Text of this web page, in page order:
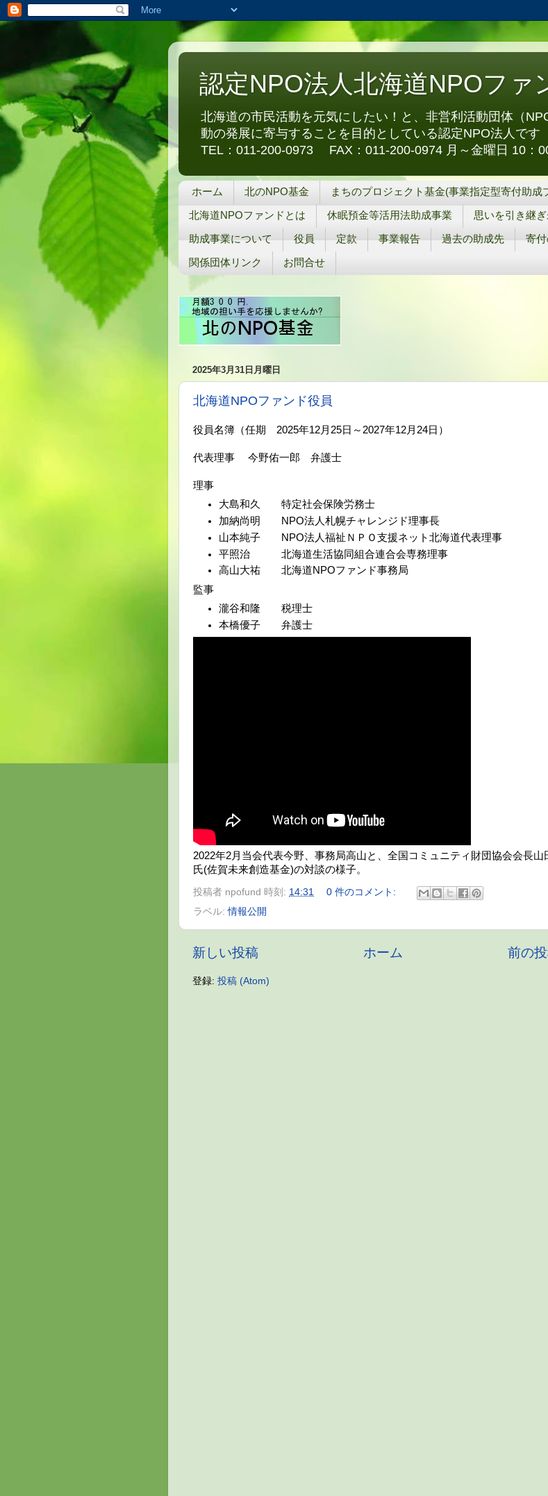
認定NPO法人北海道NPOファ
北海道の市民活動を元気にしたい！と、非営利活動団体（
動の発展に寄与することを目的としている認定NPO法人です
TEL：011-200-0973 FAX：011-200-0974 月～金曜日 10：
ホーム 北のNPO基金 まちのプロジェクト基金(事業指定型寄付助成
北海道NPOファンドとは
休眠預金等活用法助成事業
思いを引き継
助成事業について
役員 定款 事業報告 過去の助成先
寄
関係団体リンク
お問合せ
2025年3月31日月曜日
北海道NPOファンド役員
役員名簿（任期 2025年12月25日～2027年12月24日）
代表理事 今野佑一郎 弁護士
理事
大島和久 特定社会保険労務士
加納尚明 NPO法人札幌チャレンジド理事長
山本純子 NPO法人福祉ＮＰＯ支援ネット北海道代表理事
平照治 北海道生活協同組合連合会専務理事
高山大祐 北海道NPOファンド事務局
監事
瀧谷和隆 税理士
本橋優子 弁護士
2022年2月当会代表今野、事務局高山と、全国コミュニティ財団協会会長山
氏(佐賀未来創造基金)の対談の様子。
投稿者 npofund 時刻: 14:31
0 件のコメント:
ラベル:情報公開
新しい投稿 前の
ホーム
登録: 投稿 (Atom)